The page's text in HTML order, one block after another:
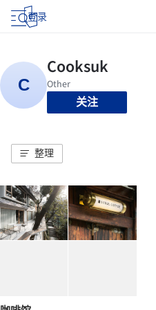
登录
关注
整理